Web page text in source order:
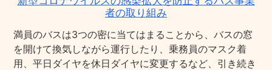
者の取り組み
満員のバスは3つの密に当てはまることから、バスの窓
を開けて換気しながら運行したり、乗務員のマスク着
用、平日ダイヤを休日ダイヤに変更するなど、引き続き